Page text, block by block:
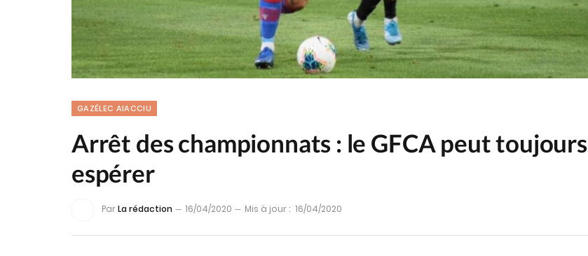
GAZÉLEC AIACCIU
Arrêt des championnats : le GFCA peut toujours
espérer
ParLa rédaction 16/04/2020 Mis à jour : 16/04/2020